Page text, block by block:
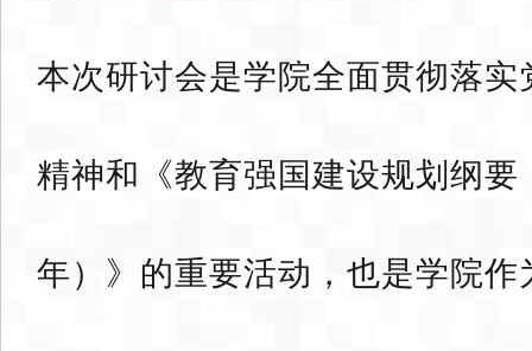
本次研讨会是学院全面贯彻落
精神和《教育强国建设规划纲
年）》的重要活动，也是学院